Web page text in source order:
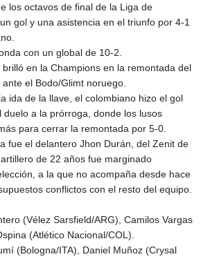
los octavos de final de la Liga de
gol y una asistencia en el triunfo por 4-1
con un global de 10-2.
en la Champions en la remontada del
el Bodo/Glimt noruego.
ida de la llave, el colombiano hizo el gol
duelo a la prórroga, donde los lusos
para cerrar la remontada por 5-0.
fue el delantero Jhon Durán, del Zenit de
de 22 años fue marginado
a la que no acompaña desde hace
conflictos con el resto del equipo.
(Vélez Sarsfield/ARG), Camilos Vargas
(Atlético Nacional/COL).
(Bologna/ITA), Daniel Muñoz (Crysal